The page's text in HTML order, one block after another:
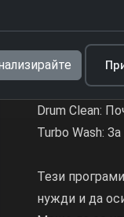
Delicate: За
Quick Wash:
Eco:
Steam Care:
Drum Clean:
Turbo Wash:
Тези
нужди и да